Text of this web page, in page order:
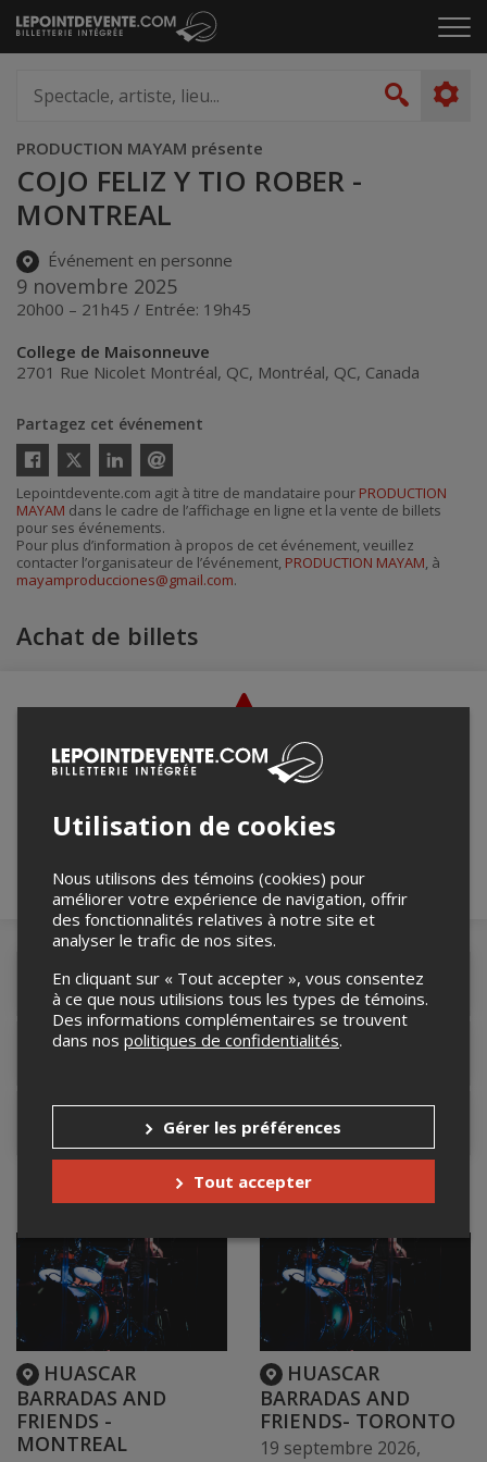
Passer
au
le
artiste,
lieu...
PRODUCTION MAYAM présente
COJO FELIZ Y TIO ROBER -
MONTREAL
Événement en personne
9 novembre 2025
20h00 – 21h45 / Entrée: 19h45
College de Maisonneuve
2701 Rue Nicolet Montréal, QC, Montréal, QC, Canada
Partagez cet événement
Facebook
Twitter
LinkedinEnvoyer
par
courriel
Lepointdevente.com agit à titre de mandataire pour PRODUCTION
MAYAM dans le cadre de l’affichage en ligne et la vente de billets
pour ses événements.
Pour plus d’information à propos de cet événement, veuillez
contacter l’organisateur de l’événement, PRODUCTION MAYAM, à
mayamproducciones@gmail.com.
Achat de billets
Merci de confirmer que vous n'êtes pas un
robot ci-bas.
Détails de l'événement
Lieu de l'événement
Contacter l'organisateur
Événements à venir
HUASCAR
BARRADAS AND
FRIENDS -
MONTREAL
HUASCAR
BARRADAS AND
FRIENDS- TORONTO
19 septembre 2026,
Utilisation de cookies
Nous utilisons des témoins (cookies) pour
améliorer votre expérience de navigation, offrir
des fonctionnalités relatives à notre site et
analyser le trafic de nos sites.
En cliquant sur « Tout accepter », vous consentez
à ce que nous utilisions tous les types de témoins.
Des informations complémentaires se trouvent
dans nos politiques de confidentialités.
Gérer les préférences
Tout accepter